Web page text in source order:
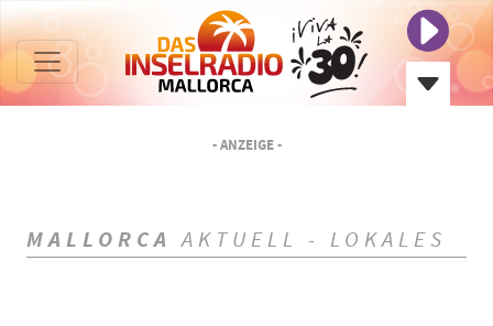
- ANZEIGE -
MALLORCA AKTUELL - LOKALES